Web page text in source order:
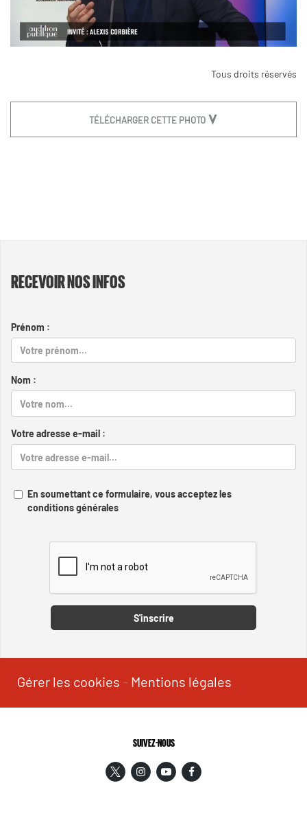
Tous droits réservés
TÉLÉCHARGER CETTE PHOTO
RECEVOIR NOS INFOS
Prénom :
Nom :
Votre adresse e-mail :
En soumettant ce formulaire, vous acceptez les
conditions générales
S'inscrire
Gérer les cookies - Mentions légales
SUIVEZ-NOUS